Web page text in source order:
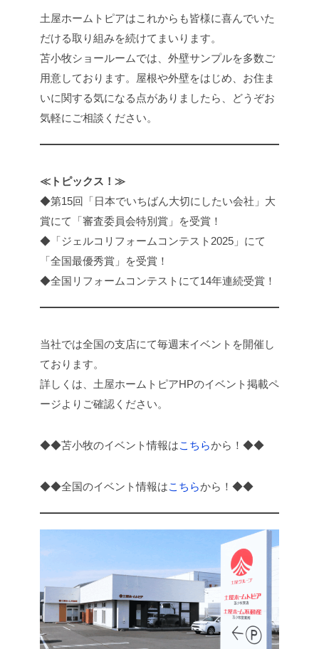
土屋ホームトピアはこれからも皆様に喜んでいた
だける取り組みを続けてまいります。
苫小牧ショールームでは、外壁サンプルを多数ご
用意しております。屋根や外壁をはじめ、お住ま
いに関する気になる点がありましたら、どうぞお
気軽にご相談ください。
≪トピックス！≫
◆第15回「日本でいちばん大切にしたい会社」大
賞にて「審査委員会特別賞」を受賞！
◆「ジェルコリフォームコンテスト2025」にて
「全国最優秀賞」を受賞！
◆全国リフォームコンテストにて14年連続受賞！
当社では全国の支店にて毎週末イベントを開催し
ております。
詳しくは、土屋ホームトピアHPのイベント掲載ペ
ージよりご確認ください。
◆◆苫小牧のイベント情報はこちらから！◆◆
◆◆全国のイベント情報はこちらから！◆◆